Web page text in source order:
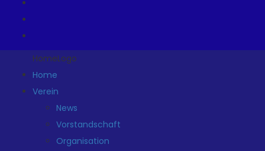
HomeLogo
Home
Verein
News
Vorstandschaft
Organisation